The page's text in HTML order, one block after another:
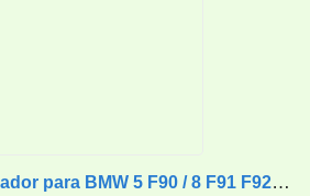
18327856827 catalizador para BMW 5 F90 / 8 F91 F92 / X5 F95 / X6 F96 coche